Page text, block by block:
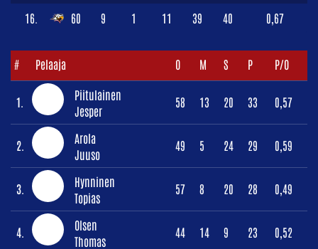
16. 60 9 1 11 39 40 0,67
# Pelaaja O M S P P/O
1.
Piitulainen
Jesper
58 13 20 33 0,57
2.
Arola
Juuso
49 5 24 29 0,59
3.
Hynninen
Topias
57 8 20 28 0,49
4.
Olsen
Thomas
44 14 9 23 0,52